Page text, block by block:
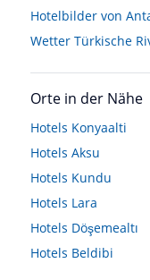
Hotelbilder von
Wetter Türkische
Orte in der Nähe
Hotels Konyaalti
Hotels Aksu
Hotels Kundu
Hotels Lara
Hotels Döşemealtı
Hotels Beldibi